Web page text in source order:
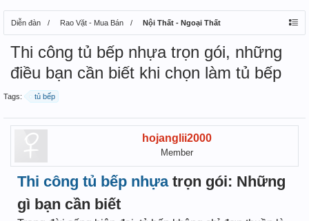
Diễn đàn Rao Vặt - Mua Bán Nội Thất - Ngoại Thất
Thi công tủ bếp nhựa trọn gói, những
điều bạn cần biết khi chọn làm tủ bếp
Tags: tủ bếp
hojanglii2000
Member
Thi công tủ bếp nhựa trọn gói: Những
gì bạn cần biết